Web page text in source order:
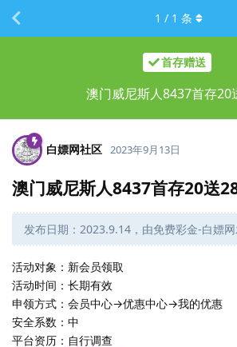
首存赠送
澳门威尼斯人8437首存20
1 / 1 条
白嫖网社区 2023年9月13日
澳门威尼斯人8437首存20送
发布日期：2023.9.14，由免费彩金-白嫖
活动对象：新会员领取
活动时间：长期有效
申领方式：会员中心→优惠中心→我的优惠
安全系数：中
平台资历：自行调查